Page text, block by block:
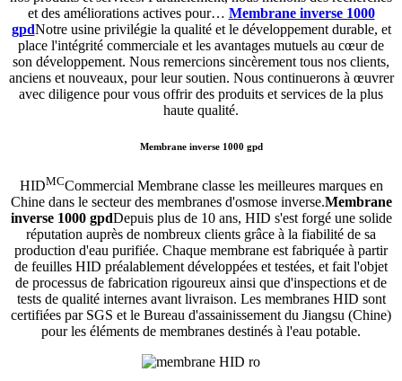
et des améliorations actives pour… Membrane inverse 1000
gpdNotre usine privilégie la qualité et le développement durable, et
place l'intégrité commerciale et les avantages mutuels au cœur de
son développement. Nous remercions sincèrement tous nos clients,
anciens et nouveaux, pour leur soutien. Nous continuerons à œuvrer
avec diligence pour vous offrir des produits et services de la plus
haute qualité.
Membrane inverse 1000 gpd
HIDMCCommercial Membrane classe les meilleures marques en
Chine dans le secteur des membranes d'osmose inverse.Membrane
inverse 1000 gpdDepuis plus de 10 ans, HID s'est forgé une solide
réputation auprès de nombreux clients grâce à la fiabilité de sa
production d'eau purifiée. Chaque membrane est fabriquée à partir
de feuilles HID préalablement développées et testées, et fait l'objet
de processus de fabrication rigoureux ainsi que d'inspections et de
tests de qualité internes avant livraison. Les membranes HID sont
certifiées par SGS et le Bureau d'assainissement du Jiangsu (Chine)
pour les éléments de membranes destinés à l'eau potable.